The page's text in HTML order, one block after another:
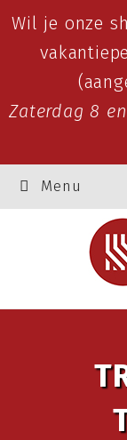
Wil je onze
Zaterdag 8
Menu